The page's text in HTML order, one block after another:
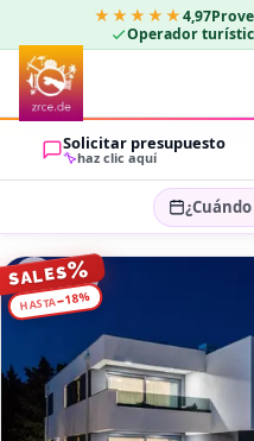
★★★★★4,97
Operador
Solicitar presupuesto
haz clic aquí
Seleccionar
HUÉSPEDES
SALES%
HASTA−18%